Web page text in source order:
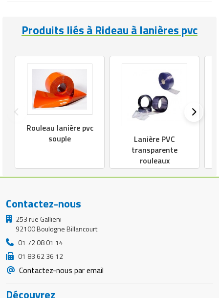
Produits liés à Rideau à lanières pvc
Rouleau lanière pvc
souple
Lanière PVC
transparente
rouleaux
Contactez-nous
253 rue Gallieni
92100 Boulogne Billancourt
01 72 08 01 14
01 83 62 36 12
Contactez-nous par email
Découvrez